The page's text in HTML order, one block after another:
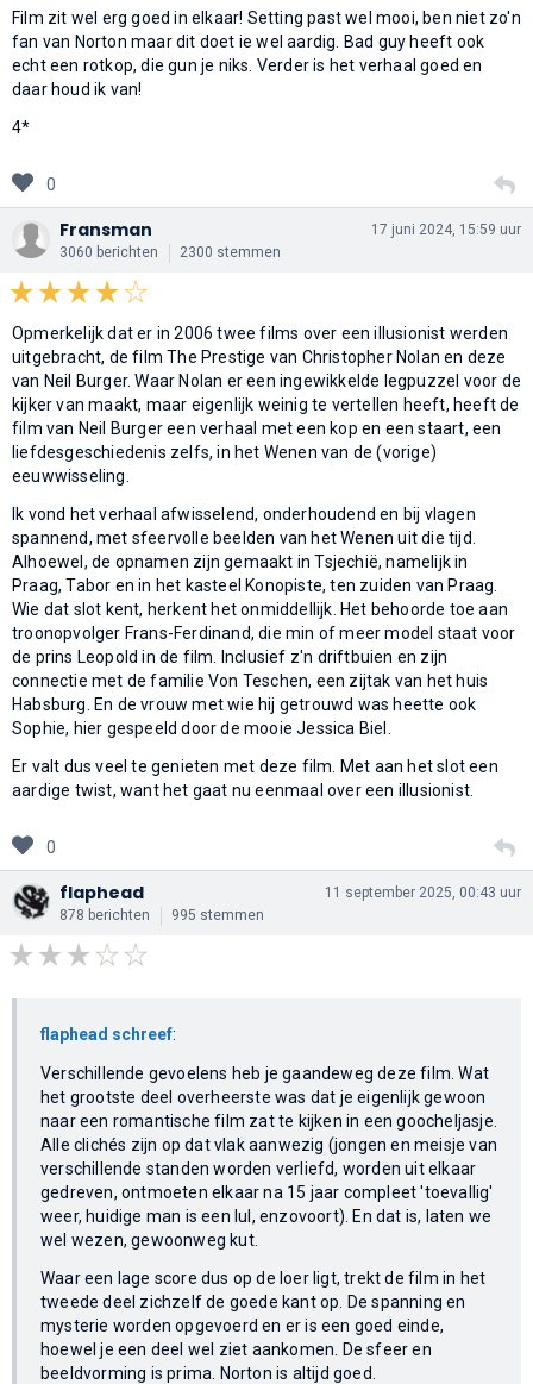
Film zit wel erg goed in elkaar! Setting past wel mooi, ben niet zo'n
fan van Norton maar dit doet ie wel aardig. Bad guy heeft ook
echt een rotkop, die gun je niks. Verder is het verhaal goed en
daar houd ik van!
4*
0
Fransman
3060 berichten 2300 stemmen
17 juni 2024, 15:59 uur
Opmerkelijk dat er in 2006 twee films over een illusionist werden
uitgebracht, de film The Prestige van Christopher Nolan en deze
van Neil Burger. Waar Nolan er een ingewikkelde legpuzzel voor de
kijker van maakt, maar eigenlijk weinig te vertellen heeft, heeft de
film van Neil Burger een verhaal met een kop en een staart, een
liefdesgeschiedenis zelfs, in het Wenen van de (vorige)
eeuwwisseling.
Ik vond het verhaal afwisselend, onderhoudend en bij vlagen
spannend, met sfeervolle beelden van het Wenen uit die tijd.
Alhoewel, de opnamen zijn gemaakt in Tsjechië, namelijk in
Praag, Tabor en in het kasteel Konopiste, ten zuiden van Praag.
Wie dat slot kent, herkent het onmiddellijk. Het behoorde toe aan
troonopvolger Frans-Ferdinand, die min of meer model staat voor
de prins Leopold in de film. Inclusief z'n driftbuien en zijn
connectie met de familie Von Teschen, een zijtak van het huis
Habsburg. En de vrouw met wie hij getrouwd was heette ook
Sophie, hier gespeeld door de mooie Jessica Biel.
Er valt dus veel te genieten met deze film. Met aan het slot een
aardige twist, want het gaat nu eenmaal over een illusionist.
0
flaphead
878 berichten 995 stemmen
11 september 2025, 00:43 uur
flaphead schreef:
Verschillende gevoelens heb je gaandeweg deze film. Wat
het grootste deel overheerste was dat je eigenlijk gewoon
naar een romantische film zat te kijken in een goocheljasje.
Alle clichés zijn op dat vlak aanwezig (jongen en meisje van
verschillende standen worden verliefd, worden uit elkaar
gedreven, ontmoeten elkaar na 15 jaar compleet 'toevallig'
weer, huidige man is een lul, enzovoort). En dat is, laten we
wel wezen, gewoonweg kut.
Waar een lage score dus op de loer ligt, trekt de film in het
tweede deel zichzelf de goede kant op. De spanning en
mysterie worden opgevoerd en er is een goed einde,
hoewel je een deel wel ziet aankomen. De sfeer en
beeldvorming is prima. Norton is altijd goed.